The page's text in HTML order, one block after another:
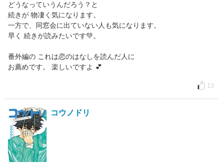
どうなっていうんだろう？と
続きが 物凄く気になります。
一方で、同窓会に出ていない人も気になります。
早く 続きが読みたいです💚。
番外編の これは恋のはなしを読んだ人に
お薦めです。 楽しいですよ 💕
13
コウノドリ